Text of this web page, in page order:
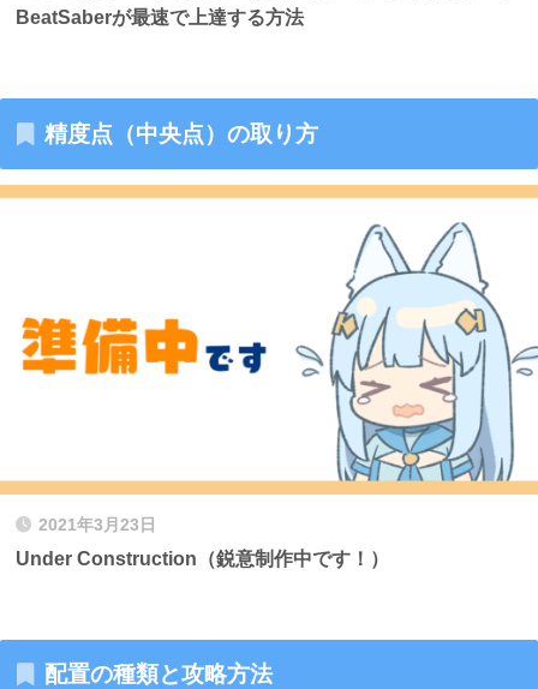
BeatSaberが最速で上達する方法
精度点（中央点）の取り方
2021年3月23日
Under Construction（鋭意制作中です！）
配置の種類と攻略方法